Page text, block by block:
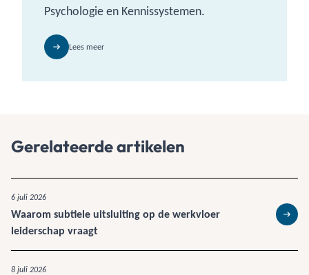
Psychologie en Kennissystemen.
Lees meer
Gerelateerde artikelen
6 juli 2026
Waarom subtiele uitsluiting op de werkvloer
leiderschap vraagt
Lees
8 juli 2026